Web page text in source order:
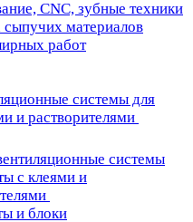
CNC, зубные техники
сыпучих материалов
работ
системы для
и растворителями
системы
с клеями и
и блоки